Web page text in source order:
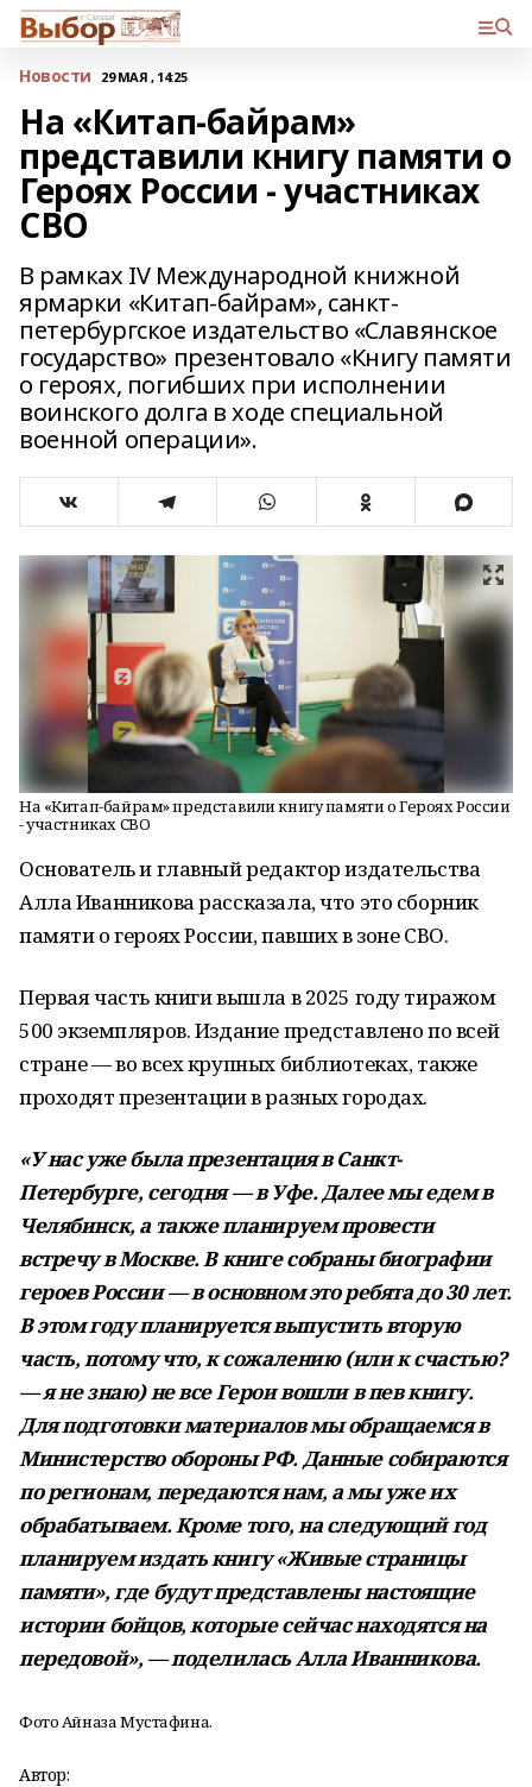
Новости 29 МАЯ , 14:25
На «Китап-байрам»
представили книгу памяти о
Героях России - участниках
СВО
В рамках IV Международной книжной
ярмарки «Китап-байрам», санкт-
петербургское издательство «Славянское
государство» презентовало «Книгу памяти
о героях, погибших при исполнении
воинского долга в ходе специальной
военной операции».
На «Китап-байрам» представили книгу памяти о Героях России
- участниках СВО
Основатель и главный редактор издательства
Алла Иванникова рассказала, что это сборник
памяти о героях России, павших в зоне СВО.
Первая часть книги вышла в 2025 году тиражом
500 экземпляров. Издание представлено по всей
стране — во всех крупных библиотеках, также
проходят презентации в разных городах.
«У нас уже была презентация в Санкт-
Петербурге, сегодня — в Уфе. Далее мы едем в
Челябинск, а также планируем провести
встречу в Москве. В книге собраны биографии
героев России — в основном это ребята до 30 лет.
В этом году планируется выпустить вторую
часть, потому что, к сожалению (или к счастью?
— я не знаю) не все Герои вошли в пев книгу.
Для подготовки материалов мы обращаемся в
Министерство обороны РФ. Данные собираются
по регионам, передаются нам, а мы уже их
обрабатываем. Кроме того, на следующий год
планируем издать книгу «Живые страницы
памяти», где будут представлены настоящие
истории бойцов, которые сейчас находятся на
передовой», — поделилась Алла Иванникова.
Фото Айназа Мустафина.
Автор: